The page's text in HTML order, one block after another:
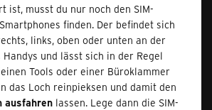
ist, musst du nur noch den SIM-
finden. Der befindet sich
links, oben oder unten an der
Handys und lässt sich in der Regel
Tools oder einer Büroklammer
das Loch reinpieksen und damit den
ausfahren lassen. Lege dann die SIM-